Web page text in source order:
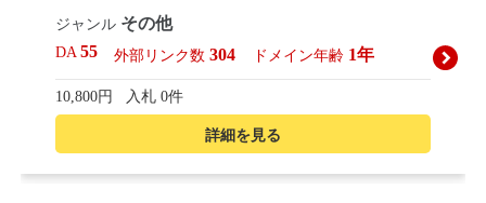
詳細を見る
ジャンル その他
DA55 外部リンク数 304 ドメイン年齢 1年
10,800円 入札 0件